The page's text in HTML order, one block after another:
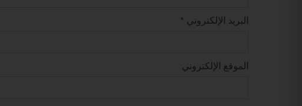
البريد الإلكتروني *
الموقع الإلكتروني